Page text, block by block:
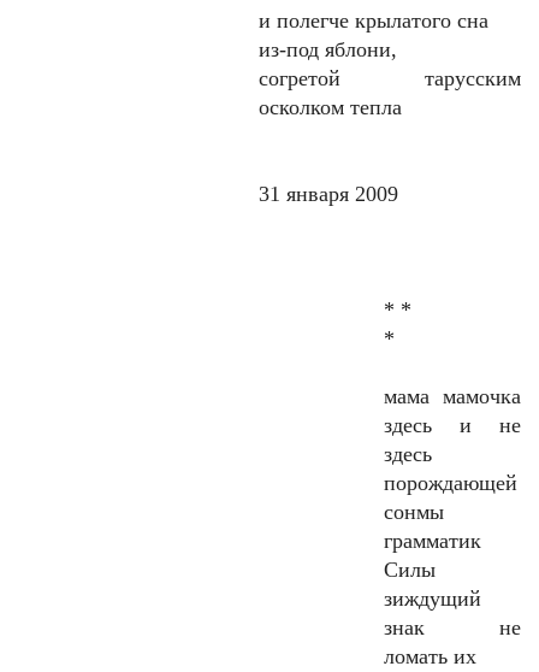
и полегче крылатого сна
из-под яблони,
согретой тарусским
осколком тепла
31 января 2009
* *
*
мама мамочка
здесь и не
здесь
порождающей
сонмы
грамматик
Cилы
зиждущий
знак не
ломать их